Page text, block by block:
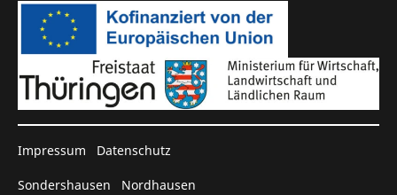
Impressum Datenschutz
Sondershausen Nordhausen